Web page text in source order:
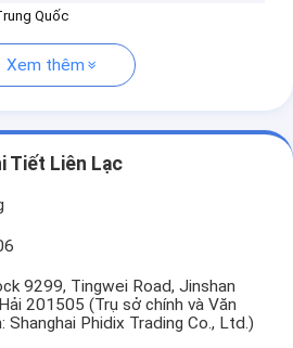
Quốc
Xem thêm
Tiết Liên Lạc
9299, Tingwei Road, Jinshan
201505 (Trụ sở chính và Văn
Shanghai Phidix Trading Co., Ltd.)